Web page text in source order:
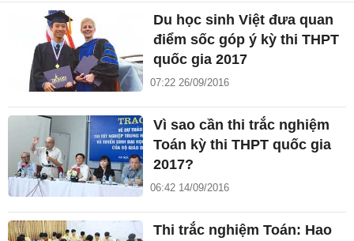
Du học sinh Việt đưa quan
điểm sốc góp ý kỳ thi THPT
quốc gia 2017
07:22 26/09/2016
Vì sao cần thi trắc nghiệm
Toán kỳ thi THPT quốc gia
2017?
06:42 14/09/2016
Thi trắc nghiệm Toán: Hao